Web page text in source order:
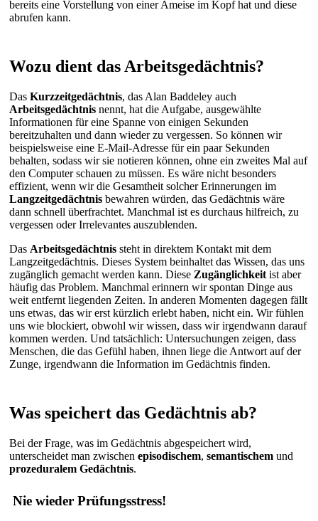
bereits eine Vorstellung von einer Ameise im Kopf hat und diese
abrufen kann.
Wozu dient das Arbeitsgedächtnis?
Das Kurzzeitgedächtnis, das Alan Baddeley auch
Arbeitsgedächtnis nennt, hat die Aufgabe, ausgewählte
Informationen für eine Spanne von einigen Sekunden
bereitzuhalten und dann wieder zu vergessen. So können wir
beispielsweise eine E-Mail-Adresse für ein paar Sekunden
behalten, sodass wir sie notieren können, ohne ein zweites Mal auf
den Computer schauen zu müssen. Es wäre nicht besonders
effizient, wenn wir die Gesamtheit solcher Erinnerungen im
Langzeitgedächtnis bewahren würden, das Gedächtnis wäre
dann schnell überfrachtet. Manchmal ist es durchaus hilfreich, zu
vergessen oder Irrelevantes auszublenden.
Das Arbeitsgedächtnis steht in direktem Kontakt mit dem
Langzeitgedächtnis. Dieses System beinhaltet das Wissen, das uns
zugänglich gemacht werden kann. Diese Zugänglichkeit ist aber
häufig das Problem. Manchmal erinnern wir spontan Dinge aus
weit entfernt liegenden Zeiten. In anderen Momenten dagegen fällt
uns etwas, das wir erst kürzlich erlebt haben, nicht ein. Wir fühlen
uns wie blockiert, obwohl wir wissen, dass wir irgendwann darauf
kommen werden. Und tatsächlich: Untersuchungen zeigen, dass
Menschen, die das Gefühl haben, ihnen liege die Antwort auf der
Zunge, irgendwann die Information im Gedächtnis finden.
Was speichert das Gedächtnis ab?
Bei der Frage, was im Gedächtnis abgespeichert wird,
unterscheidet man zwischen episodischem, semantischem und
prozeduralem Gedächtnis.
Nie wieder Prüfungsstress!